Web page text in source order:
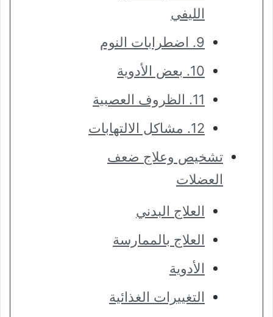
الليفي
9. اضطرابات النوم
10. بعض الأدوية
11. الظروف العصبية
12. مشاكل الالتهابات
تشخيص وعلاج ضعف
العضلات
العلاج البدني
العلاج بالممارسة
الأدوية
التغييرات الغذائية